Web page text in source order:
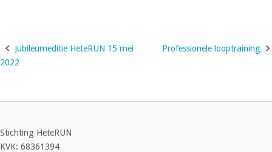
Bericht
Jubileumeditie HeteRUN 15 mei
2022
Professionele looptraining
Stichting HeteRUN
KVK: 68361394